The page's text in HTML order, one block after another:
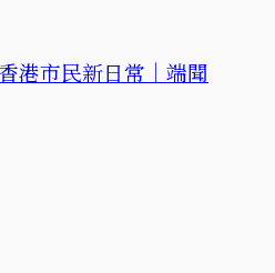
港市民新日常｜端聞